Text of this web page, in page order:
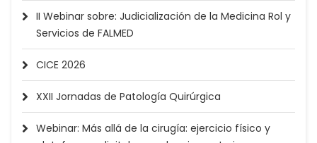
II Webinar sobre: Judicialización de la Medicina Rol y
Servicios de FALMED
CICE 2026
XXII Jornadas de Patología Quirúrgica
Webinar: Más allá de la cirugía: ejercicio físico y